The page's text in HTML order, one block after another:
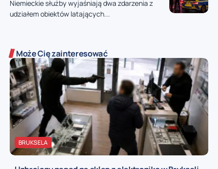
Niemieckie służby wyjaśniają dwa zdarzenia z
udziałem obiektów latających...
Może Cię zainteresować
BRUKSELA